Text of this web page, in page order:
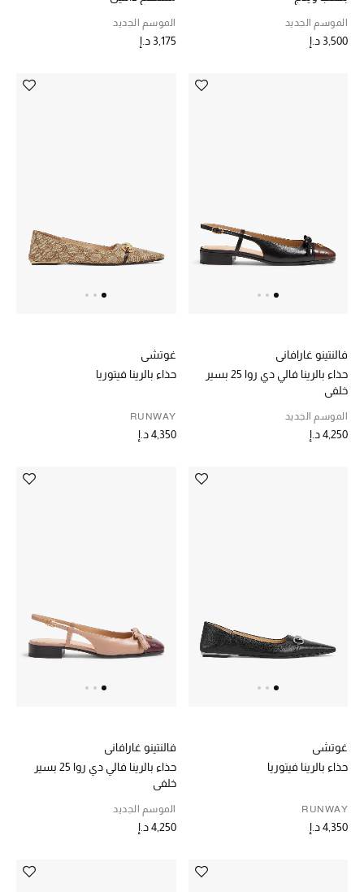
الموسم الجديد
3,500 د.إ
الموسم الجديد
3,175 د.إ
فالنتينو غارافاني
حذاء بالرينا فالي دي روا 25 بسير
خلفي
الموسم الجديد
4,250 د.إ
غوتشي
حذاء بالرينا فيتوريا
RUNWAY
4,350 د.إ
غوتشي
حذاء بالرينا فيتوريا
RUNWAY
4,350 د.إ
فالنتينو غارافاني
حذاء بالرينا فالي دي روا 25 بسير
خلفي
الموسم الجديد
4,250 د.إ